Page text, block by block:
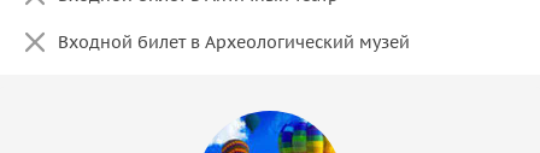
Входной билет в Археологический музей